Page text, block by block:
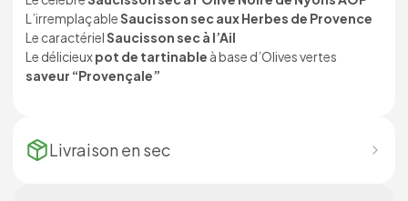
L’irremplaçableSaucisson sec aux Herbes de Provence
Le caractérielSaucisson sec à l’Ail
Le délicieuxpot de tartinable à base d’Olives vertes
saveur “Provençale”
Livraison en sec